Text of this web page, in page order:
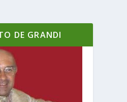
DE GRANDI